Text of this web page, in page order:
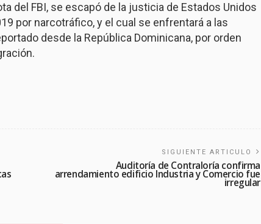
del FBI, se escapó de la justicia de Estados Unidos
por narcotráfico, y el cual se enfrentará a las
desde la República Dominicana, por orden
SIGUIENTE ARTICULO
Auditoría de Contraloría confirma
arrendamiento edificio Industria y Comercio fue
irregular